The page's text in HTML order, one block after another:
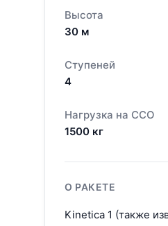
Высота
30 м
Ступеней
4
Нагрузка на ССО
1500 кг
О РАКЕТЕ
Kinetica 1 (также